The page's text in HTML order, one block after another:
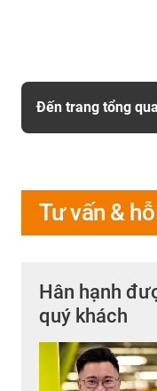
Đến trang tổng
Tư vấn &
Hân hạnh
quý khách